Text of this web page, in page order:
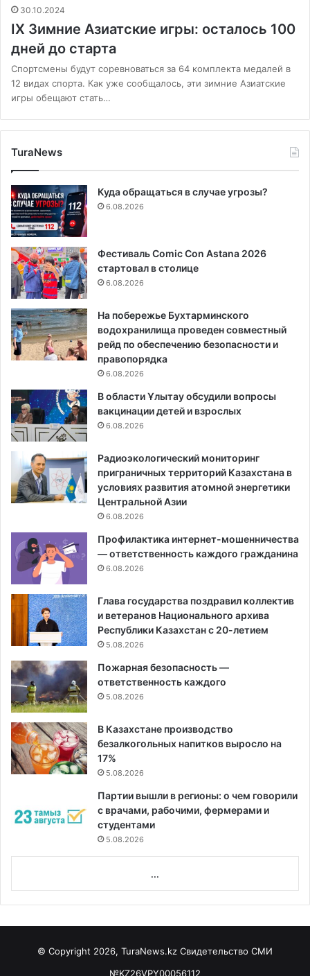
30.10.2024
IX Зимние Азиатские игры: осталось 100
дней до старта
Спортсмены будут соревноваться за 64 комплекта медалей в
12 видах спорта. Как уже сообщалось, эти зимние Азиатские
игры обещают стать…
TuraNews
Куда обращаться в случае угрозы?
6.08.2026
Фестиваль Comic Con Astana 2026
стартовал в столице
6.08.2026
На побережье Бухтарминского
водохранилища проведен совместный
рейд по обеспечению безопасности и
правопорядка
6.08.2026
В области Ұлытау обсудили вопросы
вакцинации детей и взрослых
6.08.2026
Радиоэкологический мониторинг
приграничных территорий Казахстана в
условиях развития атомной энергетики
Центральной Азии
6.08.2026
Профилактика интернет-мошенничества
— ответственность каждого гражданина
6.08.2026
Глава государства поздравил коллектив
и ветеранов Национального архива
Республики Казахстан с 20-летием
5.08.2026
Пожарная безопасность —
ответственность каждого
5.08.2026
В Казахстане производство
безалкогольных напитков выросло на
17%
5.08.2026
Партии вышли в регионы: о чем говорили
с врачами, рабочими, фермерами и
студентами
5.08.2026
...
© Copyright 2026, TuraNews.kz Свидетельство СМИ
№KZ26VPY00056112